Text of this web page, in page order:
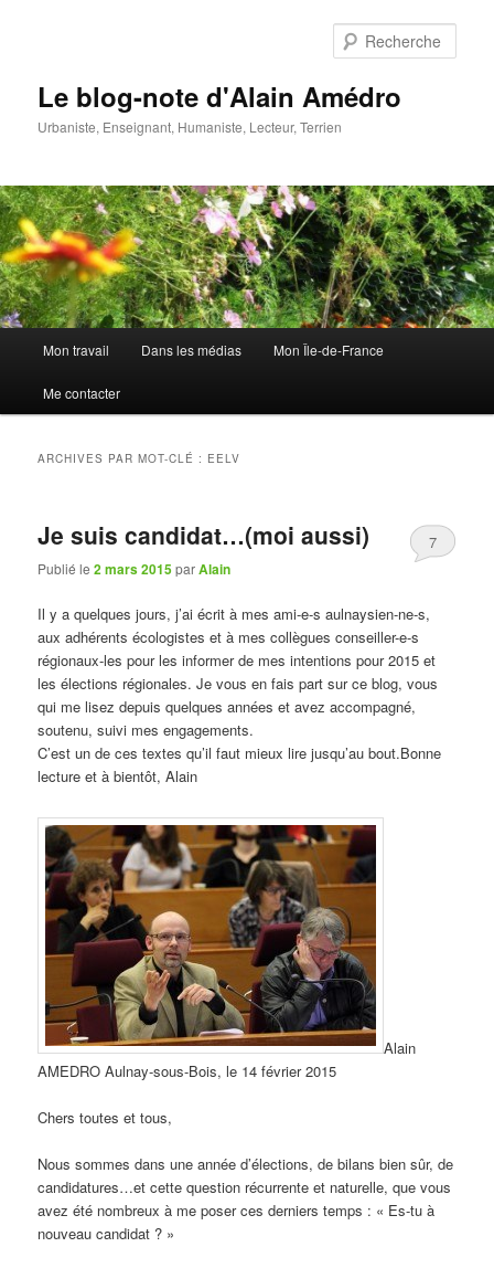
Le blog-note d'Alain Amédro
Urbaniste, Enseignant, Humaniste, Lecteur, Terrien
principal
Mon travail Dans les médias Mon Île-de-France
Me contacter
ARCHIVES PAR MOT-CLÉ : EELV
Je suis candidat…(moi aussi)
Publié le2 mars 2015parAlain
7
Il y a quelques jours, j’ai écrit à mes ami-e-s aulnaysien-ne-s,
aux adhérents écologistes et à mes collègues conseiller-e-s
régionaux-les pour les informer de mes intentions pour 2015 et
les élections régionales. Je vous en fais part sur ce blog, vous
qui me lisez depuis quelques années et avez accompagné,
soutenu, suivi mes engagements.
C’est un de ces textes qu’il faut mieux lire jusqu’au bout.Bonne
lecture et à bientôt, Alain
Alain
AMEDRO Aulnay-sous-Bois, le 14 février 2015
Chers toutes et tous,
Nous sommes dans une année d’élections, de bilans bien sûr, de
candidatures…et cette question récurrente et naturelle, que vous
avez été nombreux à me poser ces derniers temps : « Es-tu à
nouveau candidat ? »